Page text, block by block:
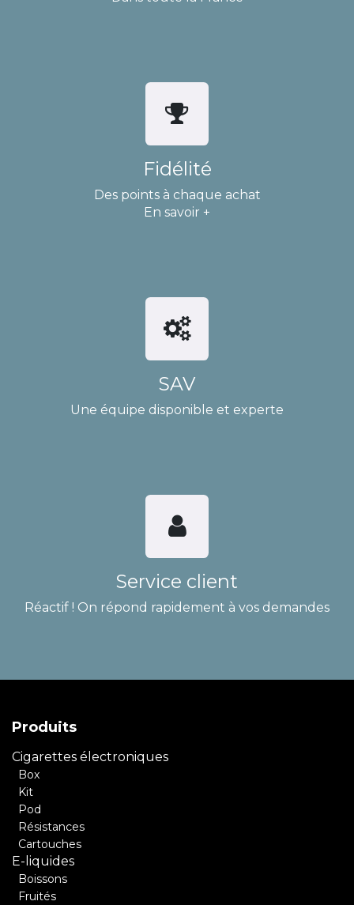
Fidélité
Des points à chaque achat
En savoir +
SAV
Une équipe disponible et experte
Service client
Réactif ! On répond rapidement à vos demandes
Produits
Cigarettes électroniques
Box
Kit
Pod
Résistances
Cartouches
E-liquides
Boissons
Fruités